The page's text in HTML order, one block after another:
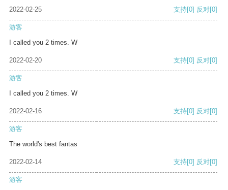
2022-02-25 支持[0] 反对[0]
游客
I called you 2 times. W
2022-02-20 支持[0] 反对[0]
游客
I called you 2 times. W
2022-02-16 支持[0] 反对[0]
游客
The world's best fantas
2022-02-14 支持[0] 反对[0]
游客